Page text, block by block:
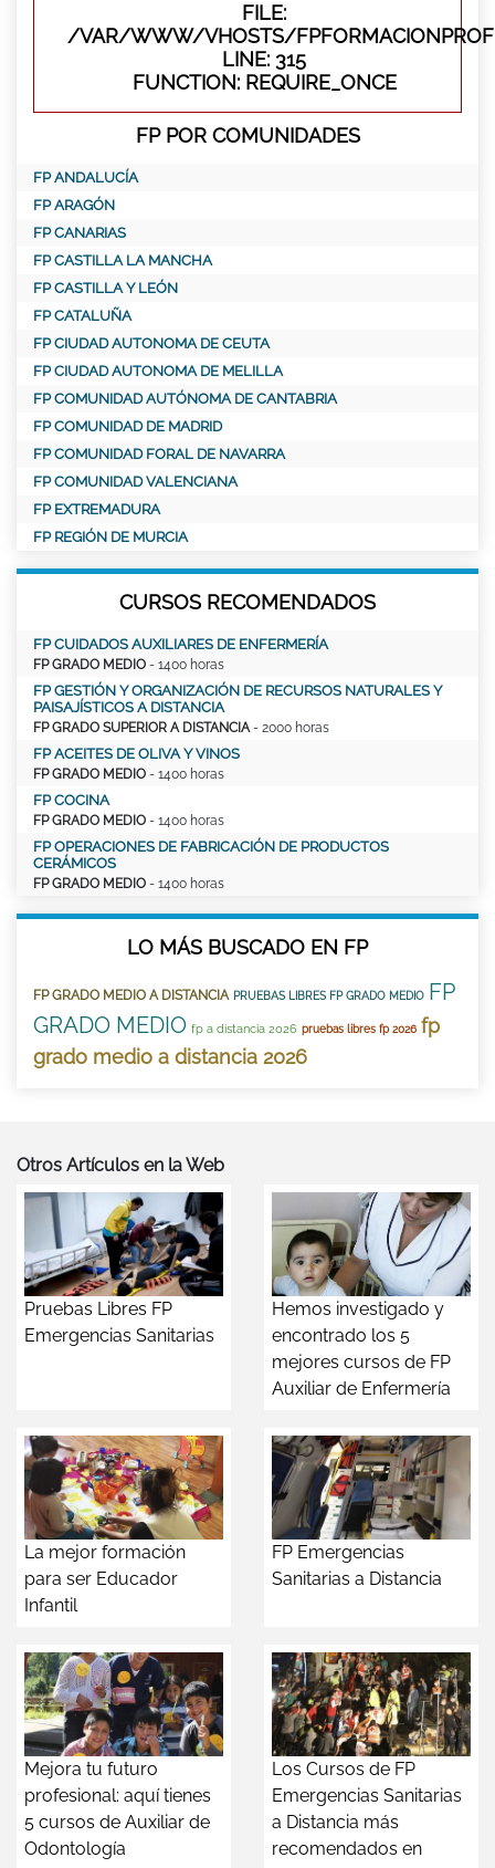
FILE:
/VAR/WWW/VHOSTS/
LINE: 315
FUNCTION: REQUIRE_ONCE
FP POR COMUNIDADES
FP ANDALUCÍA
FP ARAGÓN
FP CANARIAS
FP CASTILLA LA MANCHA
FP CASTILLA Y LEÓN
FP CATALUÑA
FP CIUDAD AUTONOMA DE CEUTA
FP CIUDAD AUTONOMA DE MELILLA
FP COMUNIDAD AUTÓNOMA DE CANTABRIA
FP COMUNIDAD DE MADRID
FP COMUNIDAD FORAL DE NAVARRA
FP COMUNIDAD VALENCIANA
FP EXTREMADURA
FP REGIÓN DE MURCIA
CURSOS RECOMENDADOS
FP CUIDADOS AUXILIARES DE ENFERMERÍA
FP GRADO MEDIO - 1400 horas
FP GESTIÓN Y ORGANIZACIÓN DE RECURSOS NATURALES Y
PAISAJÍSTICOS A DISTANCIA
FP GRADO SUPERIOR A DISTANCIA- 2000 horas
FP ACEITES DE OLIVA Y VINOS
FP GRADO MEDIO - 1400 horas
FP COCINA
FP GRADO MEDIO - 1400 horas
FP OPERACIONES DE FABRICACIÓN DE PRODUCTOS
CERÁMICOS
FP GRADO MEDIO - 1400 horas
LO MÁS BUSCADO EN FP
FP GRADO MEDIO A DISTANCIA PRUEBAS LIBRES FP GRADO MEDIO
FP
GRADO MEDIO fp a distancia 2026 pruebas libres fp 2026 fp
grado medio a distancia 2026
Otros Artículos en la Web
Pruebas Libres FP
Emergencias Sanitarias
Hemos investigado y
encontrado los 5
mejores cursos de FP
Auxiliar de Enfermería
La mejor formación
para ser Educador
Infantil
FP Emergencias
Sanitarias a Distancia
Mejora tu futuro
profesional: aquí tienes
5 cursos de Auxiliar de
Odontología
Los Cursos de FP
Emergencias Sanitarias
a Distancia más
recomendados en